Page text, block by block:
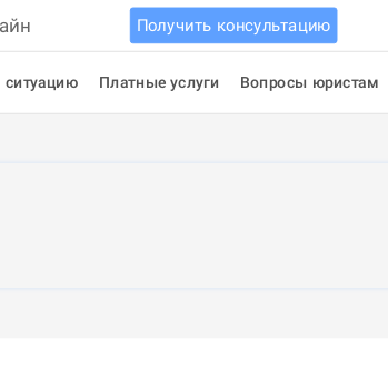
Получить консультацию
Платные услуги Вопросы юристам